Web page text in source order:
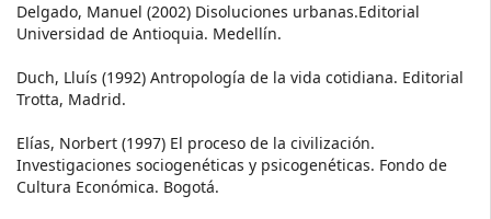
Delgado, Manuel (2002) Disoluciones urbanas.Editorial
Universidad de Antioquia. Medellín.
Duch, Lluís (1992) Antropología de la vida cotidiana. Editorial
Trotta, Madrid.
Elías, Norbert (1997) El proceso de la civilización.
Investigaciones sociogenéticas y psicogenéticas. Fondo de
Cultura Económica. Bogotá.